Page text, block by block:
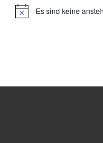
HinweisEs sind keine